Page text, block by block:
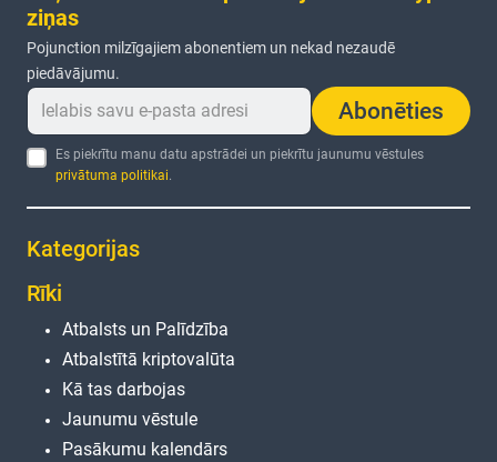
ziņas
Pojunction milzīgajiem abonentiem un nekad nezaudē
piedāvājumu.
Abonēties
Es piekrītu manu datu apstrādei un piekrītu jaunumu vēstules
privātuma politikai.
Kategorijas
Rīki
Atbalsts un Palīdzība
Atbalstītā kriptovalūta
Kā tas darbojas
Jaunumu vēstule
Pasākumu kalendārs